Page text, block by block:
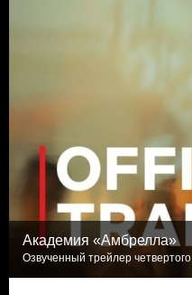
Академия «Амбрелла»
Озвученный трейлер